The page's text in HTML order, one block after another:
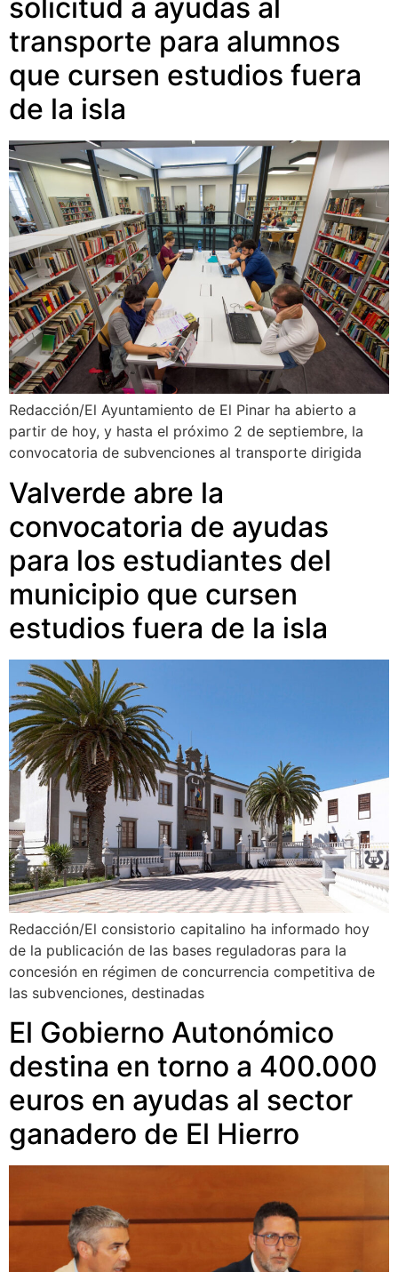
solicitud a ayudas al
transporte para alumnos
que cursen estudios fuera
de la isla
Redacción/El Ayuntamiento de El Pinar ha abierto a
partir de hoy, y hasta el próximo 2 de septiembre, la
convocatoria de subvenciones al transporte dirigida
Valverde abre la
convocatoria de ayudas
para los estudiantes del
municipio que cursen
estudios fuera de la isla
Redacción/El consistorio capitalino ha informado hoy
de la publicación de las bases reguladoras para la
concesión en régimen de concurrencia competitiva de
las subvenciones, destinadas
El Gobierno Autonómico
destina en torno a 400.000
euros en ayudas al sector
ganadero de El Hierro